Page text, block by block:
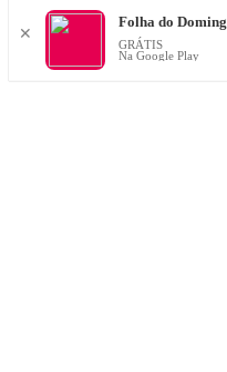
✕
Folha do
GRÁTIS
Na Google Play